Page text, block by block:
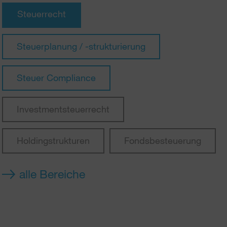
Steuerrecht
Steuerplanung / -strukturierung
Steuer Compliance
Investmentsteuerrecht
Holdingstrukturen Fondsbesteuerung
alle Bereiche